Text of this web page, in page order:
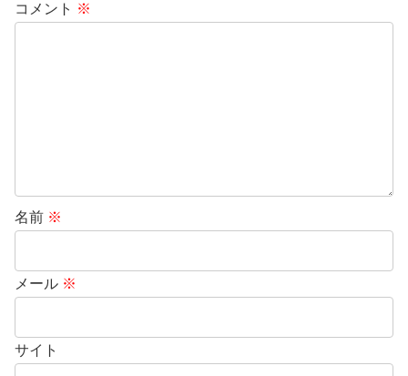
コメント ※
名前 ※
メール ※
サイト